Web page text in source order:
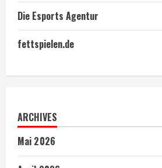
Die Esports Agentur
fettspielen.de
ARCHIVES
Mai 2026